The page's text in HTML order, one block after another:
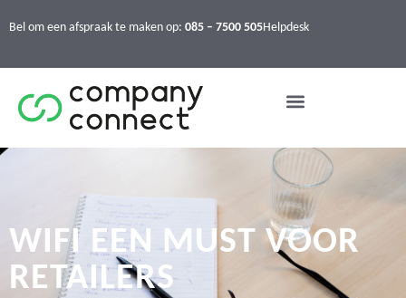
Bel om een afspraak te maken op: 085 – 7500 505Helpdesk
WIFI EEN MUST VOOR
RETAILERS